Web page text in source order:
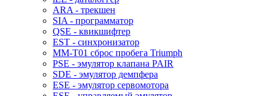
ARA - трекшен
SIA - программатор
QSE - квикшифтер
EST - синхронизатор
MM-T01 сброс пробега Triumph
PSE - эмулятор клапана PAIR
SDE - эмулятор демпфера
ESE - эмулятор сервомотора